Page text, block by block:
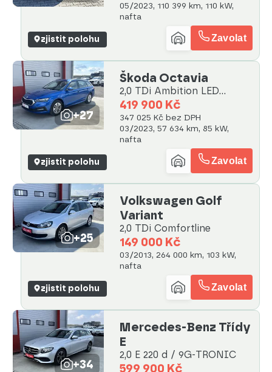
05/2023, 110 399 km, 110 kW,
nafta
zjistit polohu Zavolat
+27
Škoda Octavia
2,0 TDi Ambition LED
záruka
419 900 Kč
347 025 Kč bez DPH
03/2023, 57 634 km, 85 kW,
nafta
zjistit polohu Zavolat
+25
Volkswagen Golf
Variant
2,0 TDi Comfortline
149 000 Kč
03/2013, 264 000 km, 103 kW,
nafta
zjistit polohu Zavolat
+34
Mercedes-Benz Třídy
E
2,0 E 220 d / 9G-TRONIC
599 900 Kč